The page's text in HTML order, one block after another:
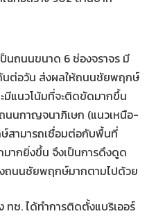
นถนนขนาด 6 ช่องจราจร มี
นต่อวัน ส่งผลให้ถนนชัยพฤกษ์
มีแนวโน้มที่จะติดขัดมากขึ้น
นกาญจนาภิเษก (แนวเหนือ-
สามารถเชื่อมต่อกับพื้นที่
มากยิ่งขึ้น จึงเป็นการดึงดูด
งถนนชัยพฤกษ์มากตามไปด้วย
ทช. ได้ทำการติดตั้งแบริเออร์